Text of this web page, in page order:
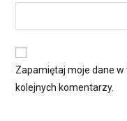
Zapamiętaj moje dane
kolejnych komentarzy.